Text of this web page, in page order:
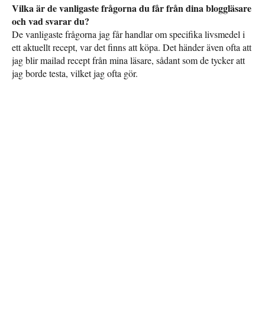
Vilka är de vanligaste frågorna du får från dina bloggläsare
och vad svarar du?
De vanligaste frågorna jag får handlar om specifika livsmedel i
ett aktuellt recept, var det finns att köpa. Det händer även ofta att
jag blir mailad recept från mina läsare, sådant som de tycker att
jag borde testa, vilket jag ofta gör.